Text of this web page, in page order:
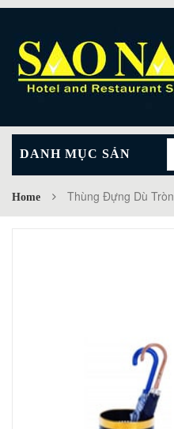
DANH MỤC SẢN
PHẨM
Home Thùng Đựng Dù Tròn